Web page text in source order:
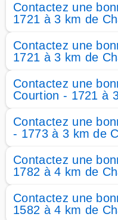
Contactez une
1721 à 3 km de
Contactez une
1721 à 3 km de
Contactez une
Courtion - 1721 à
Contactez une
- 1773 à 3 km de
Contactez une
1782 à 4 km de
Contactez une
1582 à 4 km de